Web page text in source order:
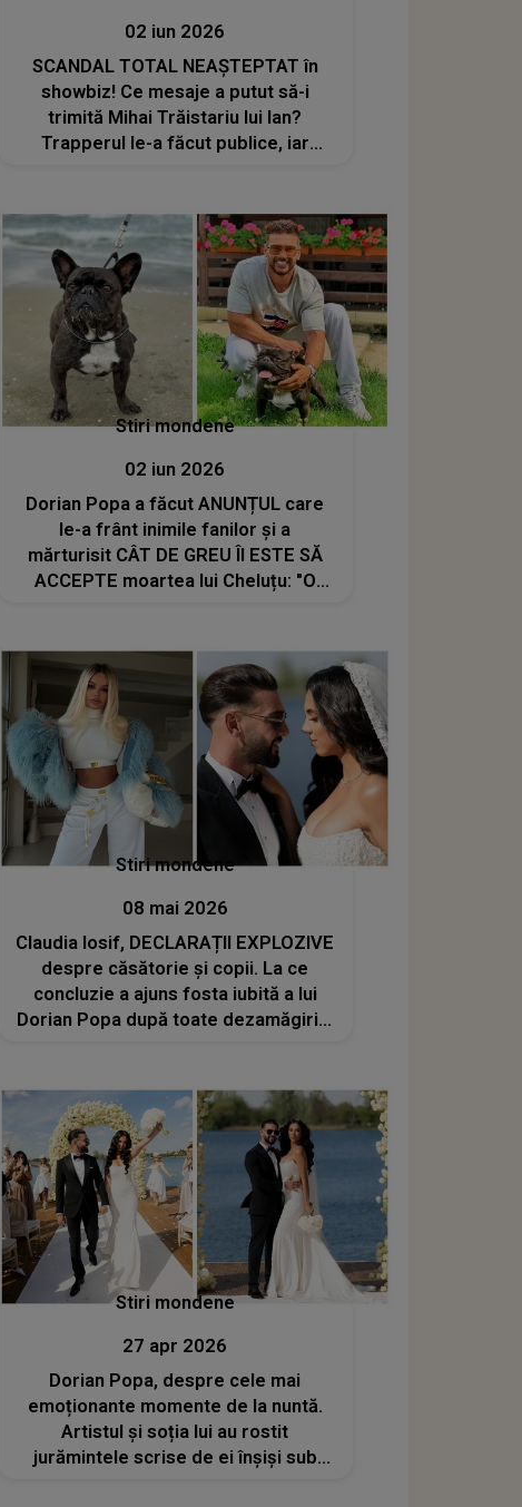
02 iun 2026
SCANDAL TOTAL NEAȘTEPTAT în
showbiz! Ce mesaje a putut să-i
trimită Mihai Trăistariu lui Ian?
Trapperul le-a făcut publice, iar
Stiri mondene
02 iun 2026
Dorian Popa a făcut ANUNȚUL care
le-a frânt inimile fanilor și a
mărturisit CÂT DE GREU ÎI ESTE SĂ
ACCEPTE moartea lui Cheluțu: "O
Stiri mondene
08 mai 2026
Claudia Iosif, DECLARAȚII EXPLOZIVE
despre căsătorie și copii. La ce
concluzie a ajuns fosta iubită a lui
Dorian Popa după toate dezamăgirile
jignim, ne trădăm, ne înșelăm”
Stiri mondene
27 apr 2026
Dorian Popa, despre cele mai
emoționante momente de la nuntă.
Artistul și soția lui au rostit
jurămintele scrise de ei înșiși sub